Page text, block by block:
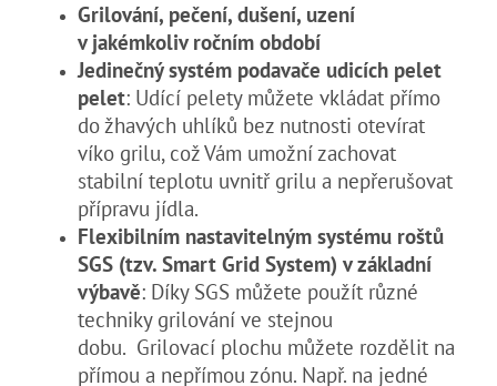
Grilování, pečení, dušení, uzení
v jakémkoliv ročním období
Jedinečný systém podavače udicích pelet
pelet: Udící pelety můžete vkládat přímo
do žhavých uhlíků bez nutnosti otevírat
víko grilu, což Vám umožní zachovat
stabilní teplotu uvnitř grilu a nepřerušovat
přípravu jídla.
Flexibilním nastavitelným systému roštů
SGS (tzv. Smart Grid System) v základní
výbavě: Díky SGS můžete použít různé
techniky grilování ve stejnou
dobu. Grilovací plochu můžete rozdělit na
přímou a nepřímou zónu. Např. na jedné